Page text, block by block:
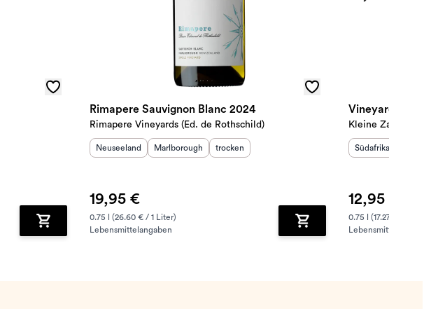
Zum Warenkorb hinzufügen
Rimapere Sauvignon Blanc 2024
Rimapere Vineyards (Ed. de Rothschild)
Herkunftsland
Neuseeland Herkunftsregion :
Marlborough Geschmack
trocken
19,95 €
0.75 l (26.60 € / 1 Liter)
Lebensmittelangaben
Zum Warenkorb hinzufügen
Vineyard
Kleine Zalze
Herkunftsland
Südafrika
12,95 €
0.75 l (17.27 € / 1 Liter)
Lebensmittelangaben